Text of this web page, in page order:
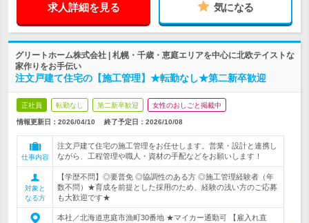
求人詳細を見る 気になる
グリートホーム株式会社 | 札幌・千歳・恵庭エリアを中心に北欧テイストな
家作りをお手伝い
注文戸建て住宅の【施工管理】★転勤なし★第二新卒歓迎
正社員 転勤なし 第二新卒歓迎 女性のおしごと掲載中
情報更新日：2026/04/10 終了予定日： 2026/10/08
仕事内容
注文戸建て住宅の施工管理をお任せします。営業・設計と連携し
ながら、工程管理や職人・資材の手配などをお願いします！
対象と
なる方
【学歴不問】◎要普免 ◎協調性のある方 ◎施工管理経験者（年
数不問）★育成を前提とした採用のため、経験の浅い方のご応募
も大歓迎です★
本社／北海道恵庭市漁町30番地 ★マイカー通勤可 【雇入れ直